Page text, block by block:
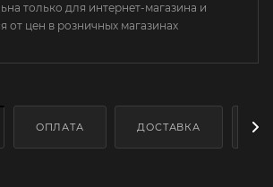
только для интернет-магазина и
от цен в розничных магазинах
ОПЛАТА ДОСТАВКА